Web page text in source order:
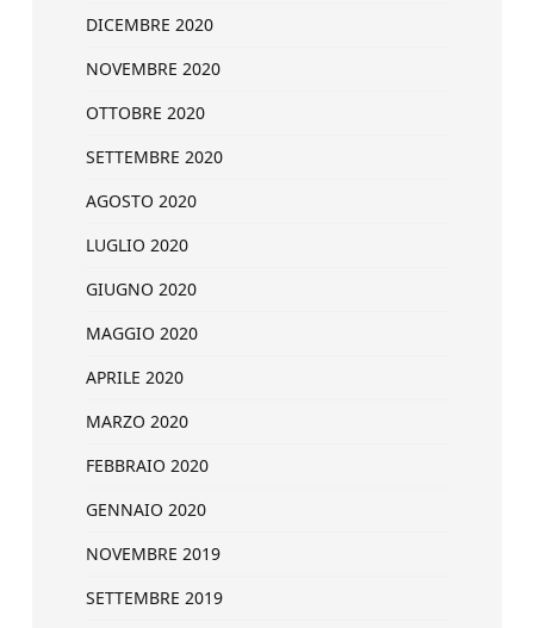
DICEMBRE 2020
NOVEMBRE 2020
OTTOBRE 2020
SETTEMBRE 2020
AGOSTO 2020
LUGLIO 2020
GIUGNO 2020
MAGGIO 2020
APRILE 2020
MARZO 2020
FEBBRAIO 2020
GENNAIO 2020
NOVEMBRE 2019
SETTEMBRE 2019